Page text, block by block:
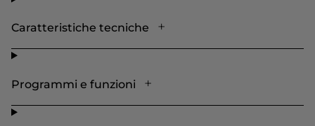
Caratteristiche tecniche
Programmi e funzioni